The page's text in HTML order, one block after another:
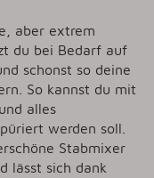
aber extrem
du bei Bedarf auf
schonst so deine
So kannst du mit
alles
werden soll.
Stabmixer
lässt sich dank